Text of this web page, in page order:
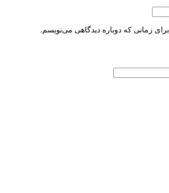
زمانی که دوباره دیدگاهی می‌نویسم.